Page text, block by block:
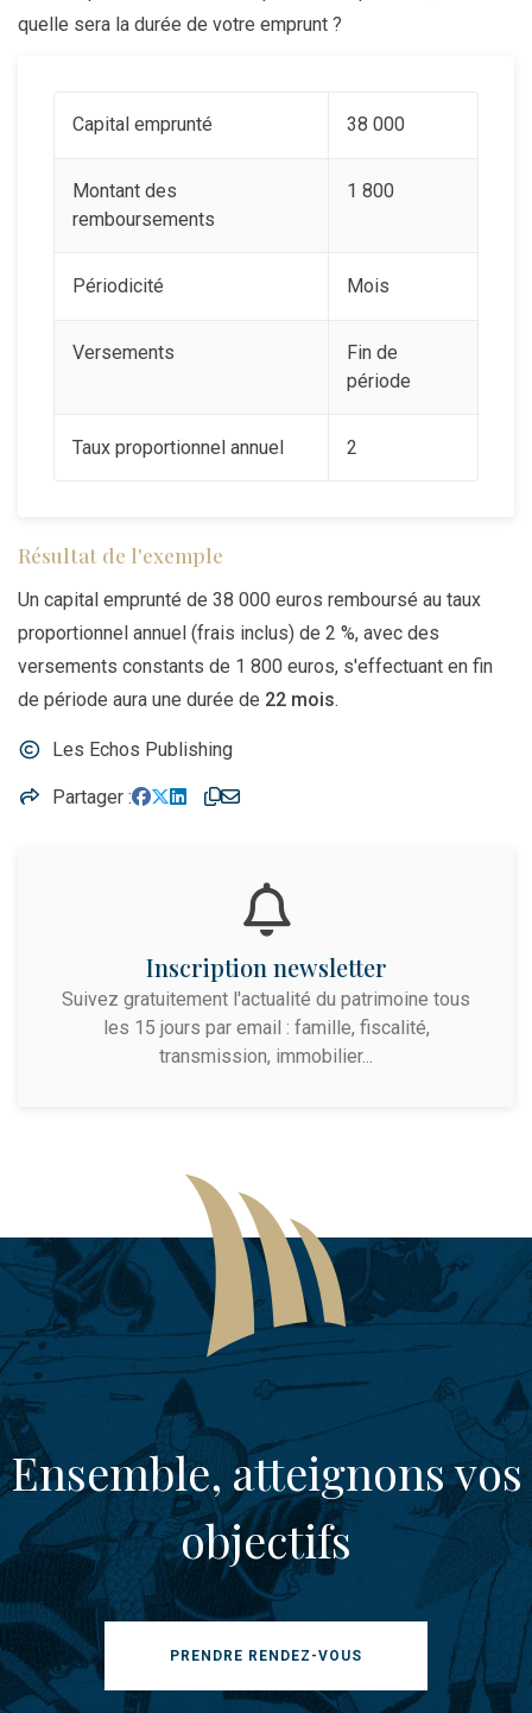
quelle sera la durée de votre emprunt ?
Capital emprunté 38 000
Montant des
remboursements
1 800
Périodicité Mois
Versements
Fin de
période
Taux proportionnel annuel 2
Résultat de l'exemple
Un capital emprunté de 38 000 euros remboursé au taux
proportionnel annuel (frais inclus) de 2 %, avec des
versements constants de 1 800 euros, s'effectuant en fin
de période aura une durée de 22 mois.
Les Echos Publishing
Partager
Inscription newsletter
Suivez gratuitement l'actualité du patrimoine tous
les 15 jours par email : famille, fiscalité,
transmission, immobilier...
Ensemble, atteignons vos
objectifs
PRENDRE RENDEZ-VOUS